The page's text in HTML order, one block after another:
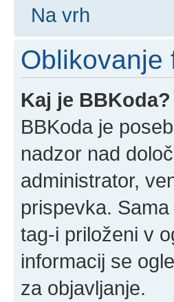
Na vrh
Oblikovanje
Kaj je BBKoda?
BBKoda je
nadzor nad
administrator,
prispevka.
tag-i priloženi v
informacij se
za objavljanje.